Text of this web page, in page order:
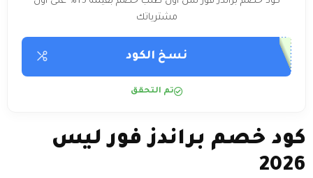
مشترياتك
نسخ الكود
تم التحقق
كود خصم براندز فور ليس
2026